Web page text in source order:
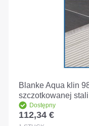
Blanke Aqua klin
szczotkowanej
Dostępny
Cena regularna:
112,34 €